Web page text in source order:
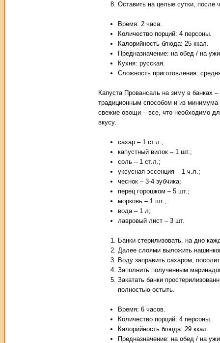
Оставить на целые сутки, после
Время: 2 часа.
Количество порций: 4 персоны.
Калорийность блюда: 25 ккал.
Предназначение: на обед / на
Кухня: русская.
Сложность приготовления:
Капуста Провансаль на зиму в банках
традиционным способом и из
свежие овощи – все, что необходимо
вкусу.
сахар – 1 ст.л.;
капустный вилок – 1 шт.;
соль – 1 ст.л.;
уксусная эссенция – 1 ч.л.;
чеснок – 3-4 зубчика;
перец горошком – 5 шт.;
морковь – 1 шт.;
вода – 1 л;
лавровый лист – 3 шт.
Банки стерилизовать, на дно
Далее слоями выложить
Воду заправить сахаром,
Заполнить полученным
Закатать банки
полностью остыть.
Время: 6 часов.
Количество порций: 4 персоны.
Калорийность блюда: 29 ккал.
Предназначение: на обед / на